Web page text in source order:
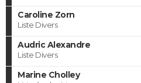
Caroline Zorn
Liste Divers
Audric Alexandre
Liste Divers
Marine Cholley